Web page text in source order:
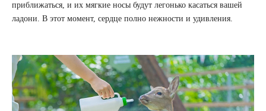
приближаться, и их мягкие носы будут легонько касаться вашей
ладони. В этот момент, сердце полно нежности и удивления.